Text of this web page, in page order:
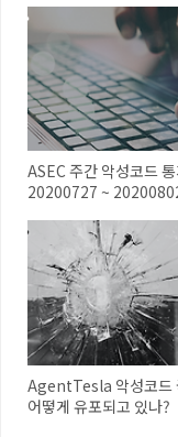
ASEC 주간 악성코드
20200727 ~
AgentTesla 악성코드
어떻게 유포되고 있나?